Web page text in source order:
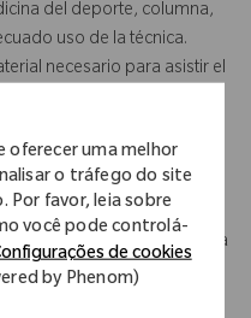
oferecer uma melhor
o tráfego do site
Por favor, leia sobre
você pode controlá-
de cookies
by Phenom)
del deporte, columna,
uso de la técnica.
necesario para asistir el
al término de la cirugía y
de la CEyE.
material de acuerdo con la
compañía.